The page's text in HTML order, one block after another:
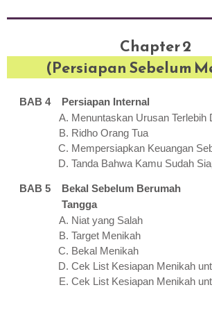
Chapter 2
(Persiapan Sebelum
BAB 4 Persiapan Internal
Menuntaskan Urusan Terlebih
Ridho Orang Tua
Mempersiapkan Keuangan
Tanda Bahwa Kamu Sudah
BAB 5 Bekal Sebelum Berumah
Tangga
Niat yang Salah
Target Menikah
Bekal Menikah
Cek List Kesiapan Menikah
Cek List Kesiapan Menikah